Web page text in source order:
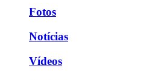
Fotos
Notícias
Vídeos